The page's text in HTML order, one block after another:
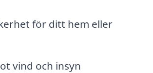
för ditt hem eller
vind och insyn